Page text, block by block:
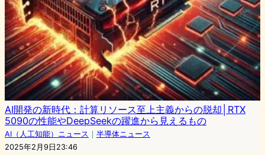
AI開発の新時代：計算リソース至上主義からの脱却│RTX
5090の性能やDeepSeekの躍進から見えるもの
AI（人工知能）ニュース ｜ 半導体ニュース
2025年2月9日23:46